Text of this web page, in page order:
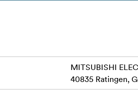
MITSUBISHI
40835 Ratingen,